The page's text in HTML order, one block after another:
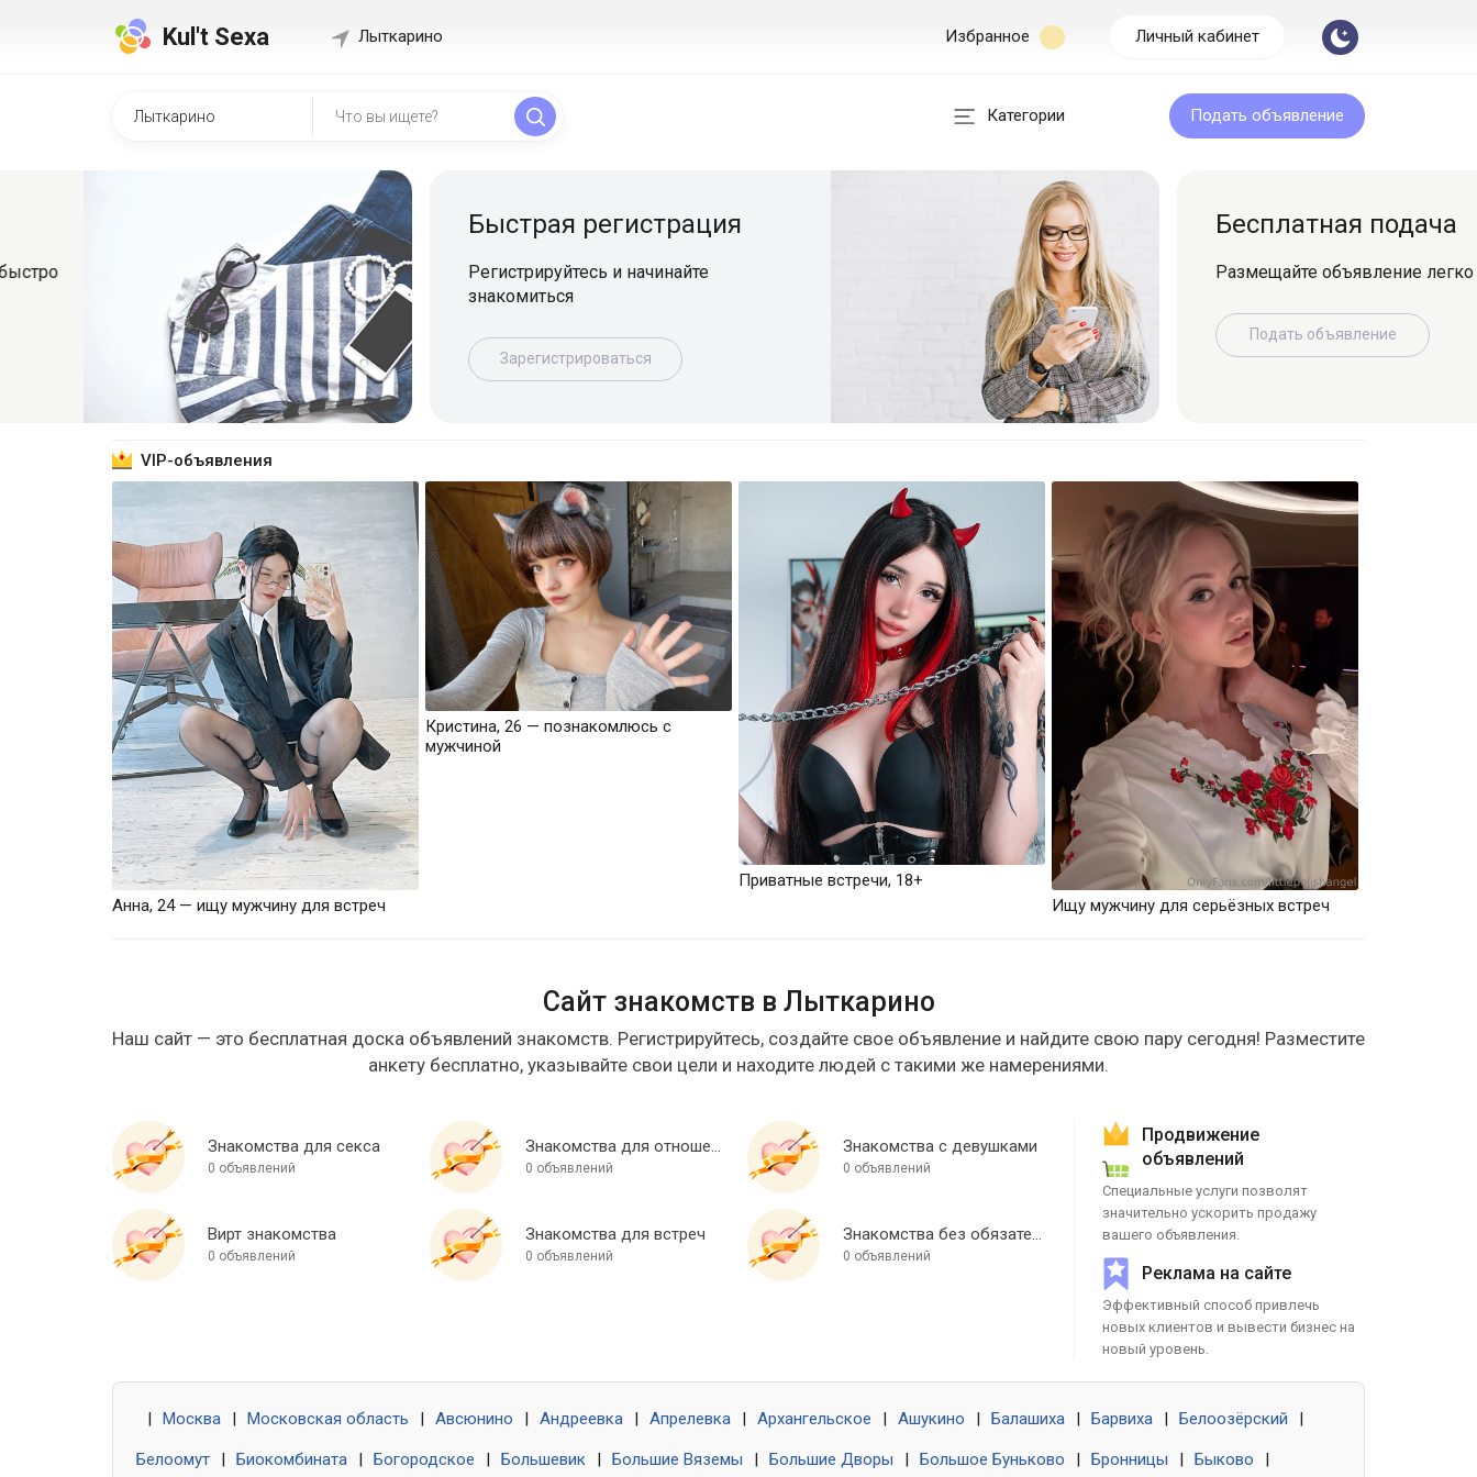
Kul't Sexa Лыткарино Избранное Личный кабинет
Категории Подать объявление
Быстрая регистрация
Регистрируйтесь и начинайте
знакомиться
Зарегистрироваться
Бесплатная подача
Размещайте объявление легко и
Подать объявление
VIP-объявления
Анна, 24 — ищу мужчину для встреч
Кристина, 26 — познакомлюсь с
мужчиной
Приватные встречи, 18+
Ищу мужчину для серьёзных встреч
Сайт знакомств в Лыткарино
Наш сайт — это бесплатная доска объявлений знакомств. Регистрируйтесь, создайте свое объявление и найдите свою пару сегодня! Разместите
анкету бесплатно, указывайте свои цели и находите людей с такими же намерениями.
Знакомства для секса
0 объявлений
Знакомства для отношений
0 объявлений
Знакомства с девушками
0 объявлений
Вирт знакомства
0 объявлений
Знакомства для встреч
0 объявлений
Знакомства без обязательств
0 объявлений
Продвижение
объявлений
Специальные услуги позволят
значительно ускорить продажу
вашего объявления.
Реклама на сайте
Эффективный способ привлечь
новых клиентов и вывести бизнес на
новый уровень.
Москва Московская область Авсюнино Андреевка Апрелевка Архангельское Ашукино Балашиха Барвиха Белоозёрский
Белоомут Биокомбината Богородское Большевик Большие Вяземы Большие Дворы Большое Буньково Бронницы Быково